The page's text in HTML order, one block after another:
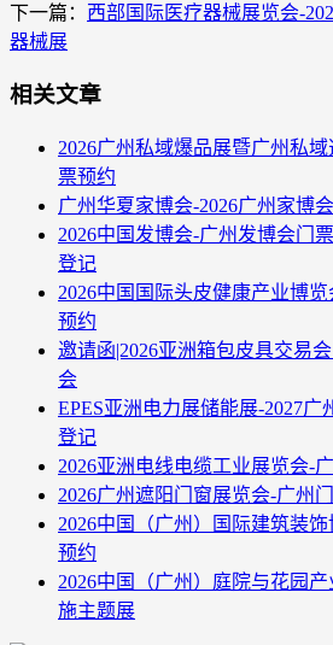
下一篇： 西部国际医疗器械展览会-
器械展
相关文章
2026广州私域爆品展暨广州私域
票预约
广州华夏家博会-2026广州家博
2026中国发博会-广州发博会门
登记
2026中国国际头皮健康产业博
预约
邀请函|2026亚洲箱包皮具交易
会
EPES亚洲电力展储能展-2027广
登记
2026亚洲电线电缆工业展览会-
2026广州遮阳门窗展览会-广州
2026中国（广州）国际建筑装
预约
2026中国（广州）庭院与花园
施主题展